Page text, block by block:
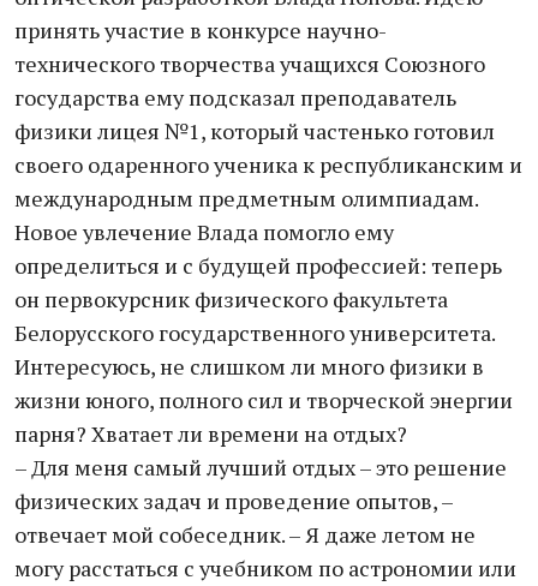
принять участие в конкурсе научно-
технического творчества учащихся Союзного
государства ему подсказал преподаватель
физики лицея №1, который частенько готовил
своего одаренного ученика к республиканским и
международным предметным олимпиадам.
Новое увлечение Влада помогло ему
определиться и с будущей профессией: теперь
он первокурсник физического факультета
Белорусского государственного университета.
Интересуюсь, не слишком ли много физики в
жизни юного, полного сил и творческой энергии
парня? Хватает ли времени на отдых?
– Для меня самый лучший отдых – это решение
физических задач и проведение опытов, –
отвечает мой собеседник. – Я даже летом не
могу расстаться с учебником по астрономии или